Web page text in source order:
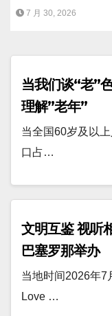
7 月 30, 2026
当我们谈“老”
理解”老年”
当全国60岁及以
口占…
文明互鉴 视听
巴塞罗那举办
当地时间2026年7
Love …